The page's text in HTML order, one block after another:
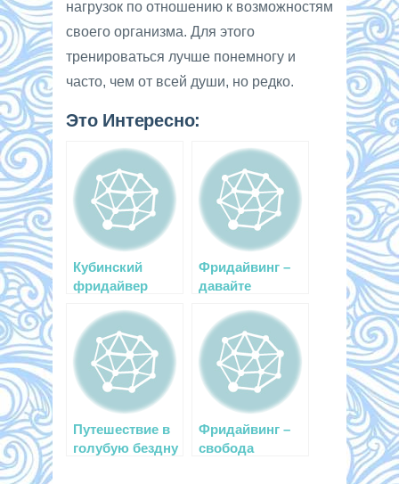
нагрузок по отношению к возможностям
своего организма. Для этого
тренироваться лучше понемногу и
часто, чем от всей души, но редко.
Это Интересно:
Кубинский
фридайвер
за рекордом
Фридайвинг –
давайте
Путешествие в
голубую бездну
Фридайвинг –
свобода